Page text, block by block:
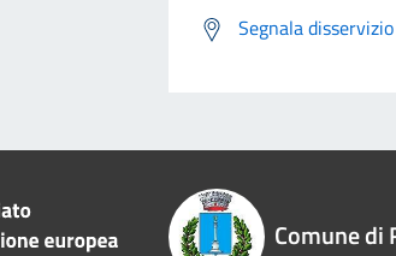
Segnala disservizio
Comune di